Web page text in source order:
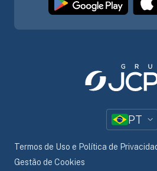
PT
Termos de Uso e Política de
Gestão de Cookies